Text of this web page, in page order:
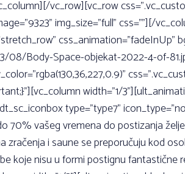
vc_row][vc_row
img_size=”full” css=””][/
css_animation=”fadeInUp”
Body-Space-objekat-2022-4-of-
width=”1/
type=”type7”
vašeg vremena do postizanja
i saune se preporučuju kod
nisu u formi postignu fantastične